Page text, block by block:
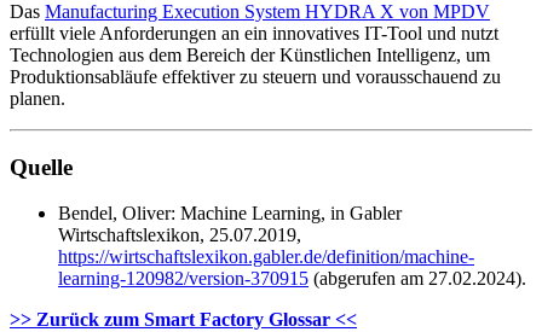
Das Manufacturing Execution System HYDRA X von MPDV
erfüllt viele Anforderungen an ein innovatives IT-Tool und nutzt
Technologien aus dem Bereich der Künstlichen Intelligenz, um
Produktionsabläufe effektiver zu steuern und vorausschauend zu
planen.
Quelle
Bendel, Oliver: Machine Learning, in Gabler
Wirtschaftslexikon, 25.07.2019,
https://wirtschaftslexikon.gabler.de/definition/machine-
learning-120982/version-370915 (abgerufen am 27.02.2024).
>> Zurück zum Smart Factory Glossar <<